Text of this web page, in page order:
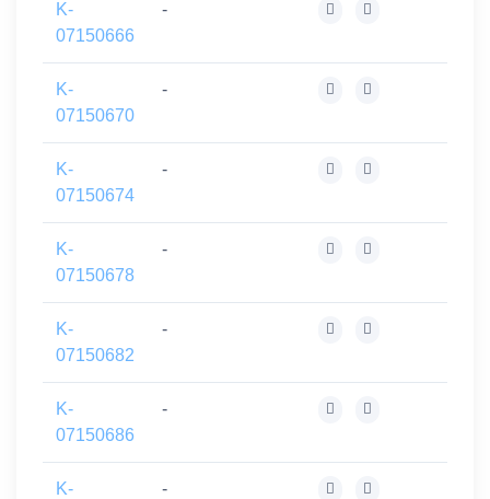
K-
07150666
-
K-
07150670
-
K-
07150674
-
K-
07150678
-
K-
07150682
-
K-
07150686
-
K-
-